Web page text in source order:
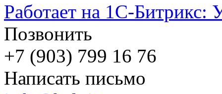
Работает на 1С-Битрикс:
Позвонить
+7 (903) 799 16 76
Написать письмо